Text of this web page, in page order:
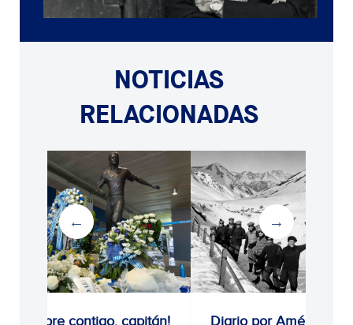
NOTICIAS
RELACIONADAS
¡Siempre contigo, capitán!
Diario por América